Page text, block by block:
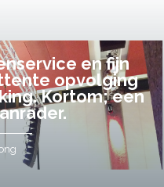
en fijn
opvolging
Kortom; een